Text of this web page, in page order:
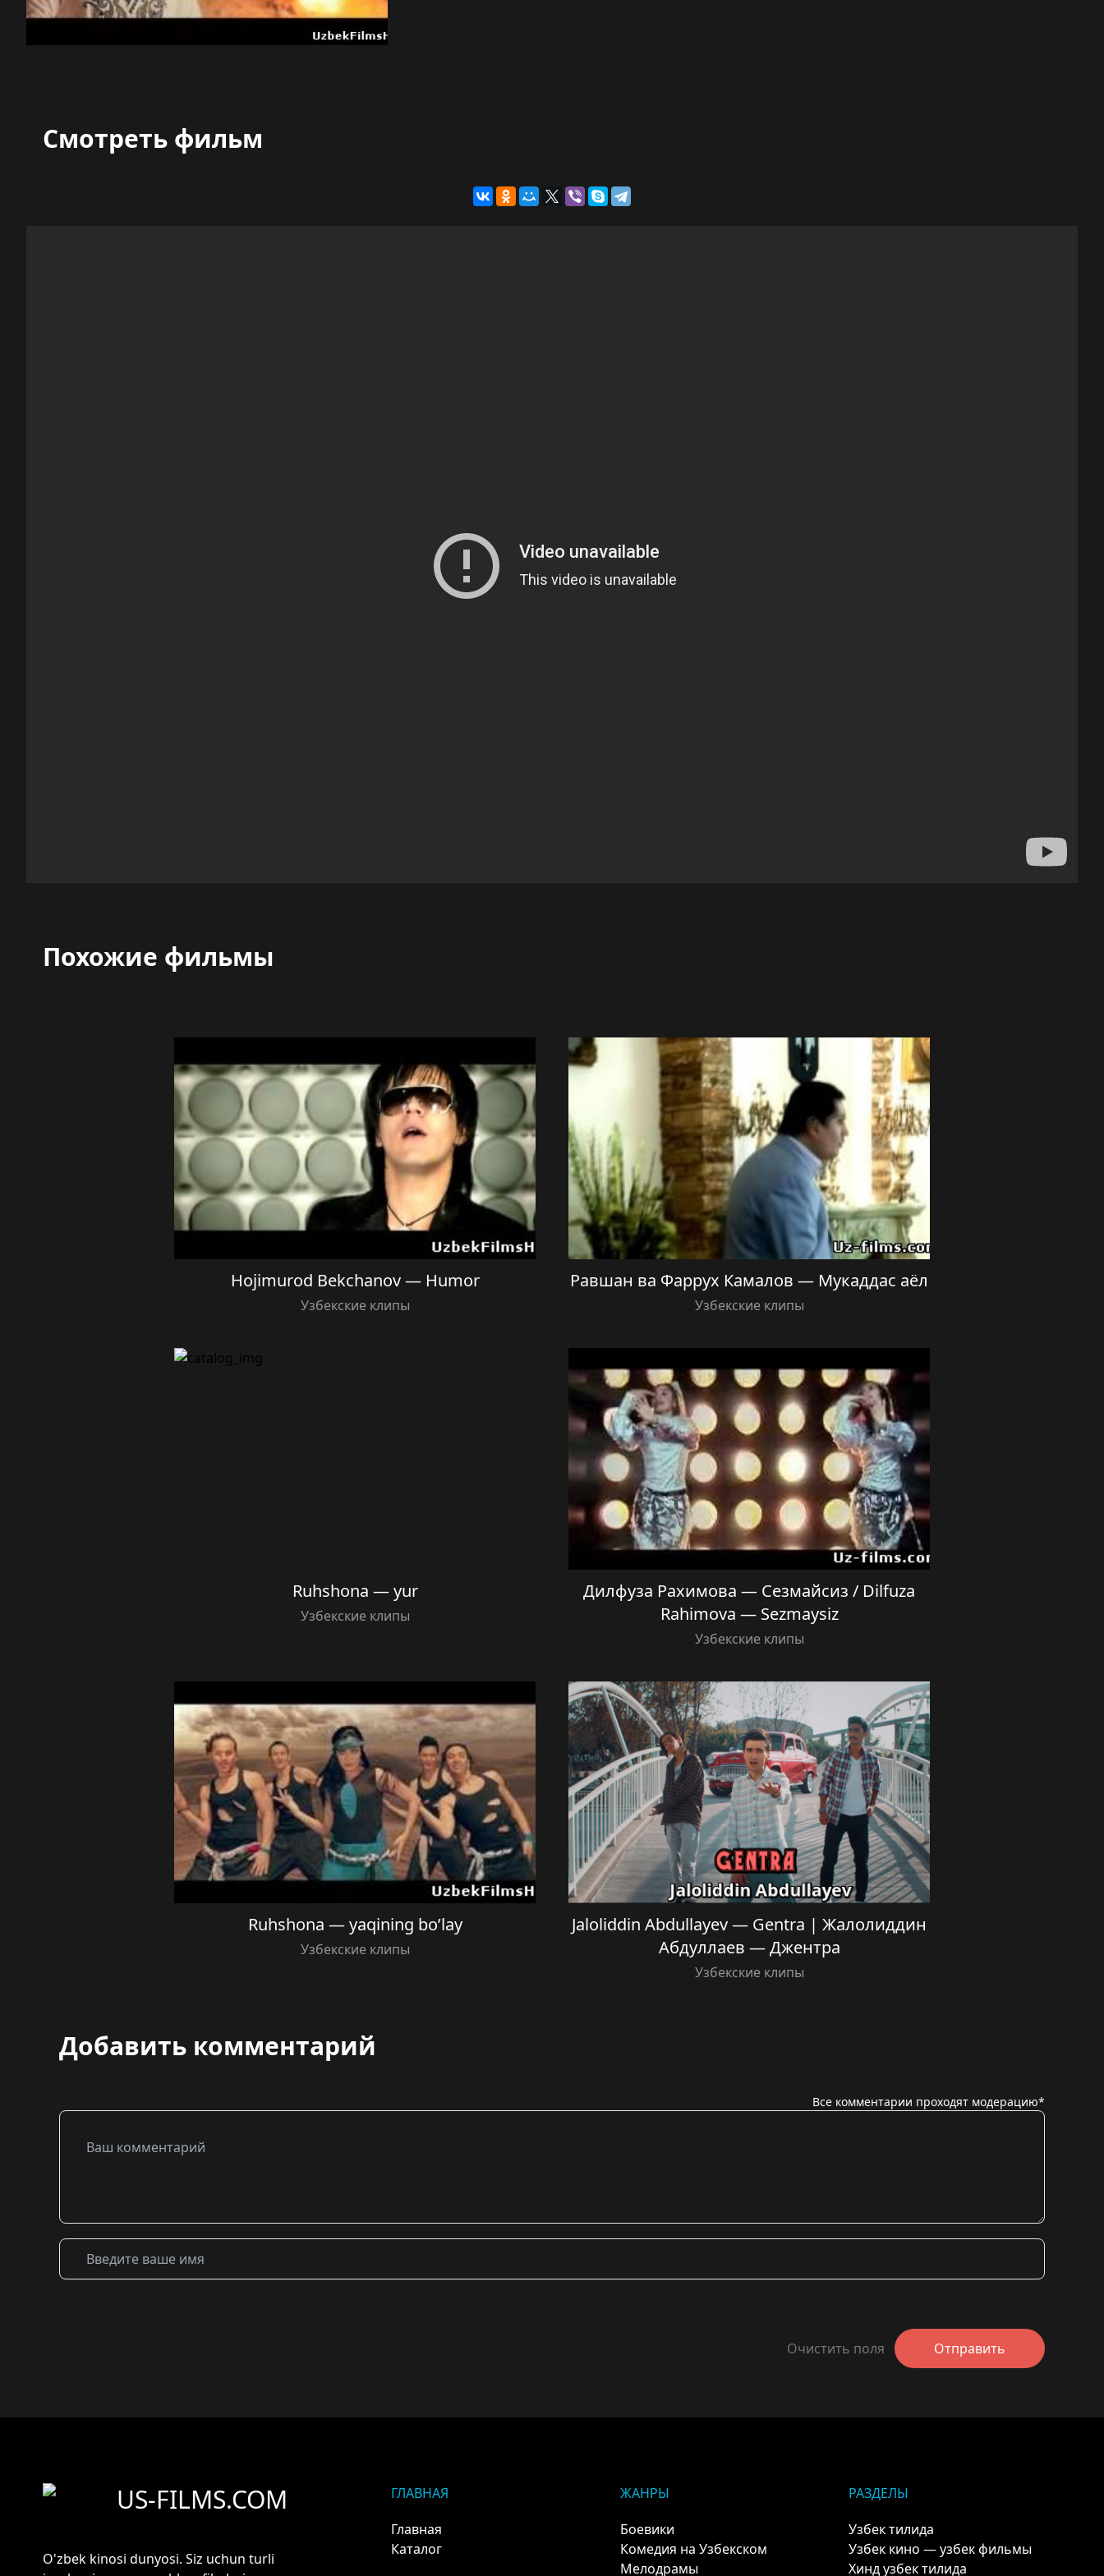
Смотреть фильм
Похожие фильмы
Hojimurod Bekchanov — Humor
Узбекские клипы
Равшан ва Фаррух Камалов — Мукаддас аёл
Узбекские клипы
Ruhshona — yur
Узбекские клипы
Дилфуза Рахимова — Сезмайсиз / Dilfuza
Rahimova — Sezmaysiz
Узбекские клипы
Ruhshona — yaqining bo’lay
Узбекские клипы
Jaloliddin Abdullayev — Gentra | Жалолиддин
Абдуллаев — Джентра
Узбекские клипы
Добавить комментарий
Все комментарии проходят модерацию*
Очистить поля Отправить
US-FILMS.COM
O'zbek kinosi dunyosi. Siz uchun turli
ГЛАВНАЯ
Главная
Каталог
ЖАНРЫ
Боевики
Комедия на Узбекском
Мелодрамы
РАЗДЕЛЫ
Узбек тилида
Узбек кино — узбек фильмы
Хинд узбек тилида